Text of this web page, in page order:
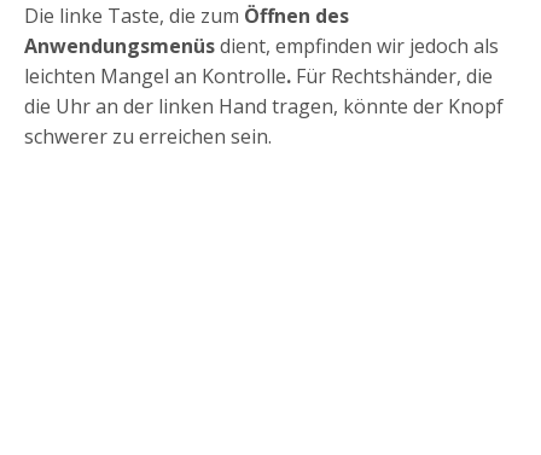
Die linke Taste, die zum Öffnen des
Anwendungsmenüsdient, empfinden wir jedoch als
leichten Mangel an Kontrolle. Für Rechtshänder, die
die Uhr an der linken Hand tragen, könnte der Knopf
schwerer zu erreichen sein.